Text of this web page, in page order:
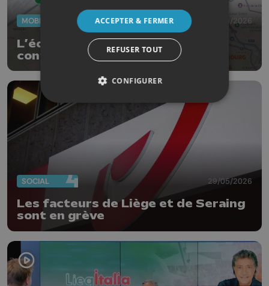
MOBILITÉ 29/05/2026
L’échangeur N°33 “Burenville”
continue sa mue
SOCIAL 29/05/2026
Les facteurs de Liège et de Seraing
sont en grève
ACCEPTER & FERMER
REFUSER TOUT
CONFIGURER